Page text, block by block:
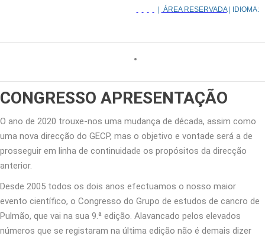
ÁREA RESERVADA| IDIOMA:
CONGRESSO APRESENTAÇÃO
O ano de 2020 trouxe-nos uma mudança de década, assim como
uma nova direcção do GECP, mas o objetivo e vontade será a de
prosseguir em linha de continuidade os propósitos da direcção
anterior.
Desde 2005 todos os dois anos efectuamos o nosso maior
evento científico, o Congresso do Grupo de estudos de cancro de
Pulmão, que vai na sua 9.ª edição. Alavancado pelos elevados
números que se registaram na última edição não é demais dizer